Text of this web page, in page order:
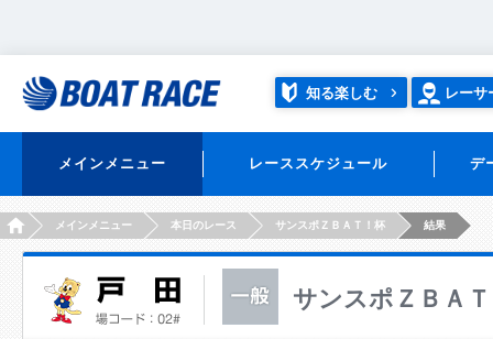
知る楽しむ レーサ
メインメニュー レーススケジュール デ
HOMEメインメニュー 本日のレース サンスポＺＢＡＴ！杯 結果
サンスポＺＢＡ